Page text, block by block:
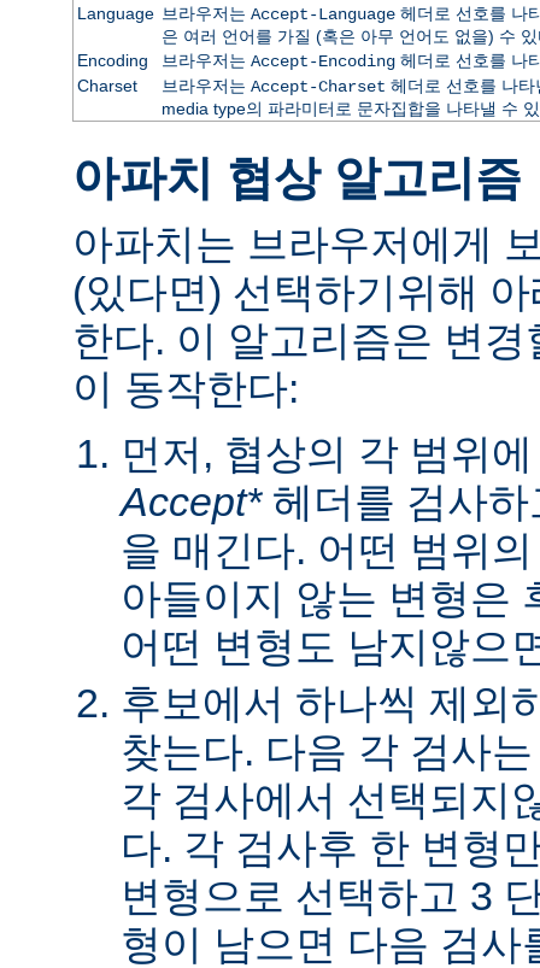
Language 브라우저는 Accept-Language헤더로 선호를 나
은 여러 언어를 가질 (혹은 아무 언어도 없을) 수
Encoding
브라우저는 Accept-Encoding헤더로 선호를 나
Charset
브라우저는 Accept-Charset 헤더로 선호를 나
media type의 파라미터로 문자집합을 나타낼 수
아파치 협상 알고리즘
아파치는 브라우저에게
(있다면) 선택하기위해
한다. 이 알고리즘은 변
이 동작한다:
먼저, 협상의 각 범위
Accept*헤더를 검사하
을 매긴다. 어떤 범위
아들이지 않는 변형은
어떤 변형도 남지않으
후보에서 하나씩 제외
찾는다. 다음 각 검사
각 검사에서 선택되지
다. 각 검사후 한 변형
변형으로 선택하고 3
형이 남으면 다음 검사